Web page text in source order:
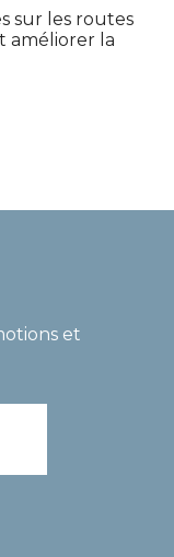
sur les routes
améliorer la
et